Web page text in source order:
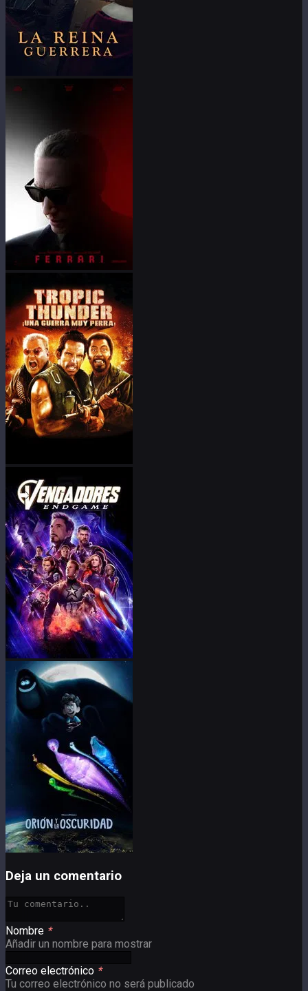
Deja un comentario
Nombre *
Añadir un nombre para mostrar
Correo electrónico *
Tu correo electrónico no será publicado